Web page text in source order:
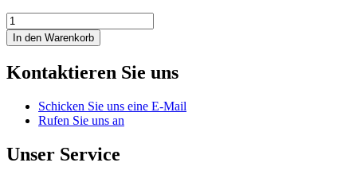
Winkel
Heer
&
Menge
In den Warenkorb
Kontaktieren Sie uns
Schicken Sie uns eine E-Mail
Rufen Sie uns an
Unser Service